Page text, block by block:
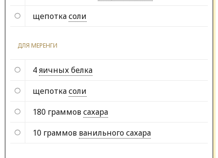
щепоткасоли
ДЛЯ МЕРЕНГИ
4яичных белка
щепоткасоли
180 граммовсахара
10 граммов ванильного сахара